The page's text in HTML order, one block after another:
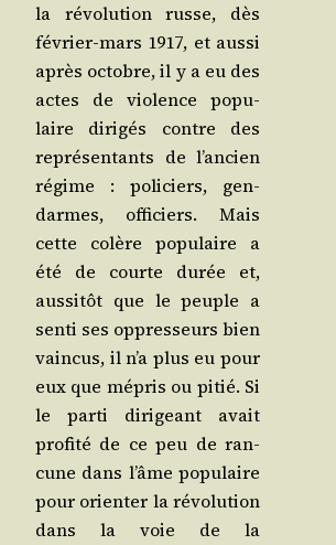
la révo­lu­tion russe, dès
février-mars 1917, et aus­si
après octobre, il y a eu des
actes de vio­lence popu­
laire diri­gés contre des
repré­sen­tants de l’an­cien
régime : poli­ciers, gen­
darmes, offi­ciers. Mais
cette colère popu­laire a
été de courte durée et,
aus­si­tôt que le peuple a
sen­ti ses oppres­seurs bien
vain­cus, il n’a plus eu pour
eux que mépris ou pitié. Si
le par­ti diri­geant avait
pro­fi­té de ce peu de ran­
cune dans l’âme popu­laire
pour orien­ter la révo­lu­tion
dans la voie de la